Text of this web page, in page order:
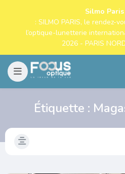
Silmo
: SILMO PARIS, le rendez-
l’optique-lunetterie
2026 - PARIS
Étiquette :